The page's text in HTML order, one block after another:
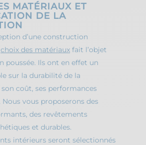
MATÉRIAUX ET
DE LA
d’une construction
choix des matériaux fait l’objet
poussée. Ils ont en effet un
sur la durabilité de la
coût, ses performances
vous proposerons des
des revêtements
et durables.
intérieurs seront sélectionnés